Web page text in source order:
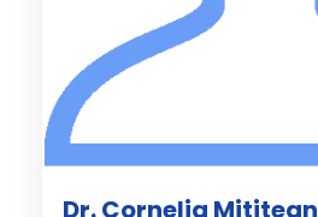
Dr. Cornelia Mititean